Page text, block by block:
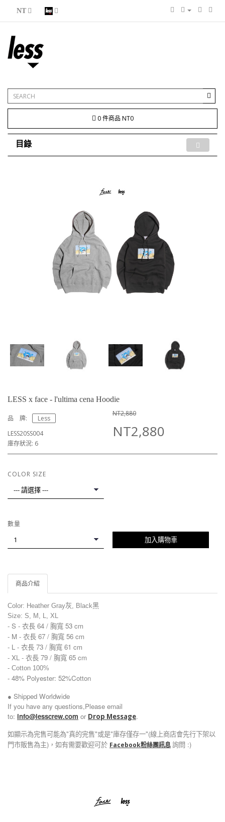
NT
0 件商品 NT0
目錄
LESS x face - l'ultima cena Hoodie
品 牌:
Less
LESS20SS004
庫存狀況: 6
NT2,880
NT2,880
COLOR SIZE
數量
加入購物車
商品介紹
Color: Heather Gray灰, Black黑
Size: S, M, L, XL
- S - 衣長 64 / 胸寬 53 cm
- M - 衣長 67 / 胸寬 56 cm
- L - 衣長 73 / 胸寬 61 cm
- XL - 衣長 79 / 胸寬 65 cm
- Cotton 100%
- 48% Polyester: 52%Cotton
● Shipped Worldwide
If you have any questions,Please email
to: info@lesscrew.com or Drop Message.
如顯示為完售可能為"真的完售"或是"庫存僅存一"(線上商店會先行下架以
門市販售為主)，如有需要歡迎可於 Facebook粉絲團訊息詢問 :)